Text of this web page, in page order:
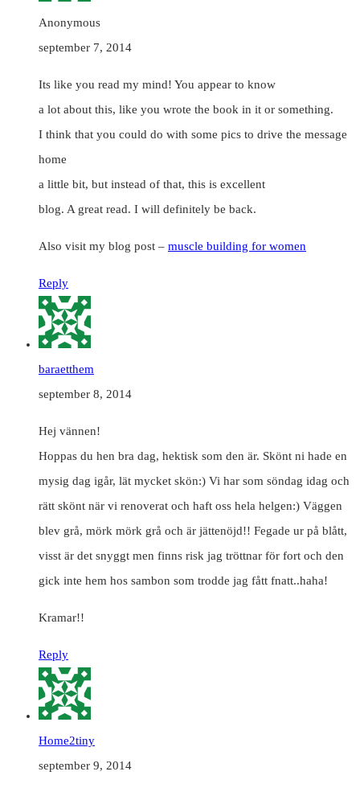
Anonymous
september 7, 2014
Its like you read my mind! You appear to know
a lot about this, like you wrote the book in it or something.
I think that you could do with some pics to drive the message
home
a little bit, but instead of that, this is excellent
blog. A great read. I will definitely be back.
Also visit my blog post – muscle building for women
Reply
baraetthem
september 8, 2014
Hej vännen!
Hoppas du hen bra dag, hektisk som den är. Skönt ni hade en
mysig dag igår, lät mycket skön:) Vi har som söndag idag och
rätt skönt när vi renoverat och haft oss hela helgen:) Väggen
blev grå, mörk mörk grå och är jättenöjd!! Fegade ur på blått,
visst är det snyggt men finns risk jag tröttnar för fort och den
gick inte hem hos sambon som trodde jag fått fnatt..haha!
Kramar!!
Reply
Home2tiny
september 9, 2014